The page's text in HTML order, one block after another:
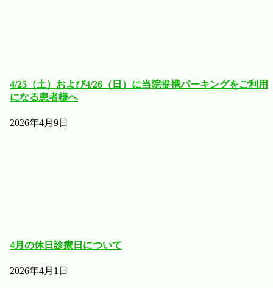
4/25（土）および4/26（日）に当院提携パーキングをご利用
になる患者様へ
2026年4月9日
4月の休日診療日について
2026年4月1日